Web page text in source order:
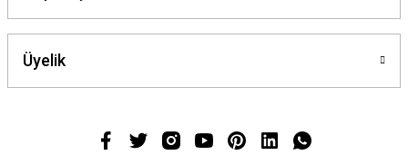
Üyelik